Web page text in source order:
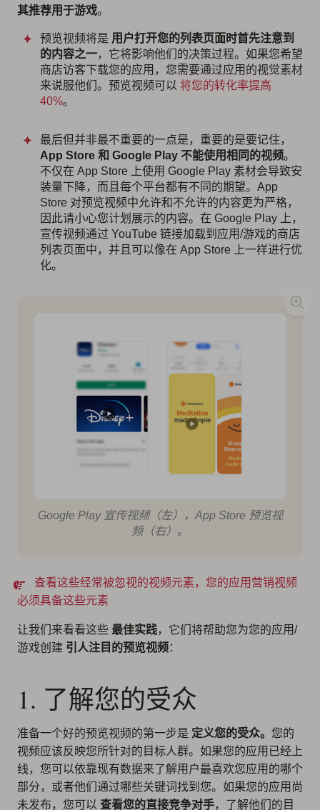
其推荐用于游戏。
预览视频将是 用户打开您的列表页面时首先注意到
的内容之一，它将影响他们的决策过程。如果您希望
商店访客下载您的应用，您需要通过应用的视觉素材
来说服他们。预览视频可以 将您的转化率提高
40%。
最后但并非最不重要的一点是，重要的是要记住，
App Store 和 Google Play 不能使用相同的视频。
不仅在 App Store 上使用 Google Play 素材会导致安
装量下降，而且每个平台都有不同的期望。App
Store 对预览视频中允许和不允许的内容更为严格，
因此请小心您计划展示的内容。在 Google Play 上，
宣传视频通过 YouTube 链接加载到应用/游戏的商店
列表页面中，并且可以像在 App Store 上一样进行优
化。
Google Play 宣传视频（左），App Store 预览视
频（右）。
查看这些经常被忽视的视频元素，您的应用营销视频
必须具备这些元素
让我们来看看这些 最佳实践，它们将帮助您为您的应用/
游戏创建 引人注目的预览视频：
1. 了解您的受众
准备一个好的预览视频的第一步是 定义您的受众。 您的
视频应该反映您所针对的目标人群。如果您的应用已经上
线，您可以依靠现有数据来了解用户最喜欢您应用的哪个
部分，或者他们通过哪些关键词找到您。如果您的应用尚
未发布，您可以 查看您的直接竞争对手，了解他们的目